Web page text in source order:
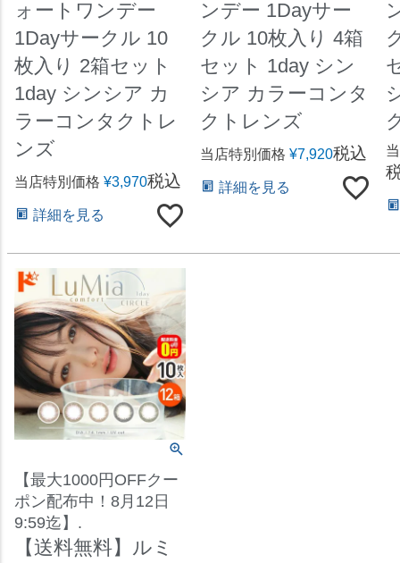
ォートワンデー
1Dayサークル 10
枚入り 2箱セット
1day シンシア カ
ラーコンタクトレ
ンズ
当店特別価格 ¥3,970税込
詳細を見る
ンデー 1Dayサー
クル 10枚入り 4箱
セット 1day シン
シア カラーコンタ
クトレンズ
当店特別価格 ¥7,920税込
詳細を見る
【最大1000円OFFクー
ポン配布中！8月12日
9:59迄】.
【送料無料】ルミ